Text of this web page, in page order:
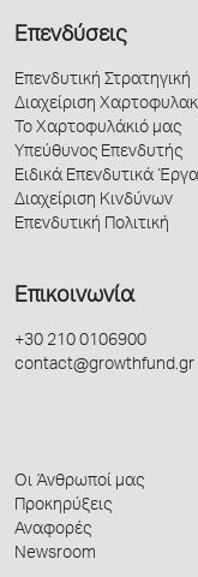
Επενδύσεις
Επενδυτική Στρατηγική
Διαχείριση
Το Χαρτοφυλάκιό μας
Υπεύθυνος Επενδυτής
Ειδικά Επενδυτικά Έργα
Διαχείριση Κινδύνων
Επενδυτική Πολιτική
Επικοινωνία
+30 210 0106900
contact@growthfund.gr
Οι Άνθρωποί μας
Προκηρύξεις
Αναφορές
Newsroom